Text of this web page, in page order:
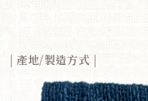
|產地/製造方式|